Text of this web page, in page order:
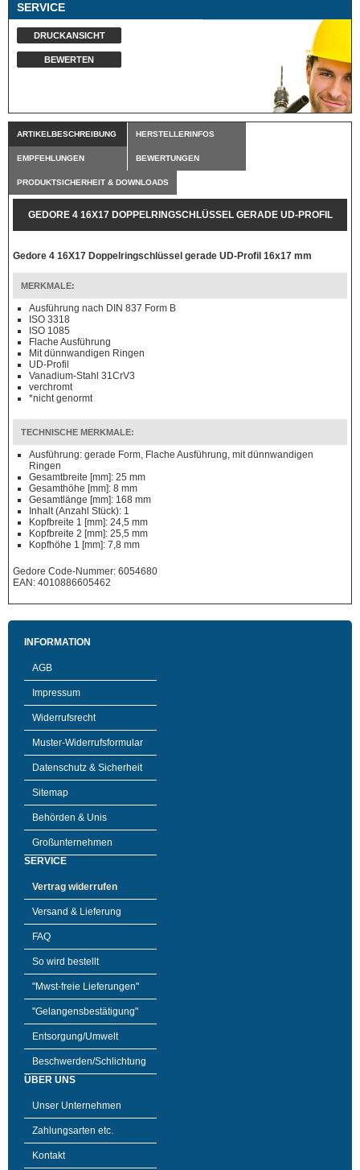
SERVICE
DRUCKANSICHT
BEWERTEN
ARTIKELBESCHREIBUNG HERSTELLERINFOS
EMPFEHLUNGEN BEWERTUNGEN
PRODUKTSICHERHEIT & DOWNLOADS
GEDORE 4 16X17 DOPPELRINGSCHLÜSSEL GERADE UD-PROFIL
Gedore 4 16X17 Doppelringschlüssel gerade UD-Profil 16x17 mm
MERKMALE:
Ausführung nach DIN 837 Form B
ISO 3318
ISO 1085
Flache Ausführung
Mit dünnwandigen Ringen
UD-Profil
Vanadium-Stahl 31CrV3
verchromt
*nicht genormt
TECHNISCHE MERKMALE:
Ausführung: gerade Form, Flache Ausführung, mit dünnwandigen
Ringen
Gesamtbreite [mm]: 25 mm
Gesamthöhe [mm]: 8 mm
Gesamtlänge [mm]: 168 mm
Inhalt (Anzahl Stück): 1
Kopfbreite 1 [mm]: 24,5 mm
Kopfbreite 2 [mm]: 25,5 mm
Kopfhöhe 1 [mm]: 7,8 mm
Gedore Code-Nummer: 6054680
EAN: 4010886605462
INFORMATION
AGB
Impressum
Widerrufsrecht
Muster-Widerrufsformular
Datenschutz & Sicherheit
Sitemap
Behörden & Unis
Großunternehmen
SERVICE
Vertrag widerrufen
Versand & Lieferung
FAQ
So wird bestellt
"Mwst-freie Lieferungen"
"Gelangensbestätigung"
Entsorgung/Umwelt
Beschwerden/Schlichtung
ÜBER UNS
Unser Unternehmen
Zahlungsarten etc.
Kontakt